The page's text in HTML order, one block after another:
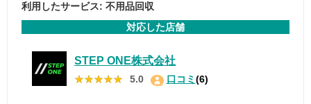
利用したサービス: 不用品回収
対応した店舗
STEP ONE株式会社
★★★★★
★★★★★ 5.0 口コミ(6)